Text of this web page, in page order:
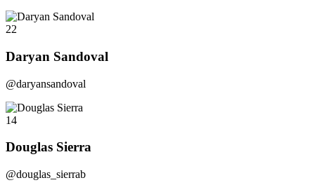
22
Daryan Sandoval
@daryansandoval
14
Douglas Sierra
@douglas_sierrab